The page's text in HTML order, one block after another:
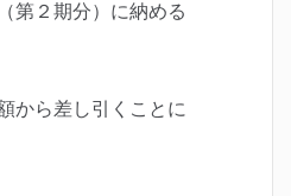
第２期分）に納める
から差し引くことに